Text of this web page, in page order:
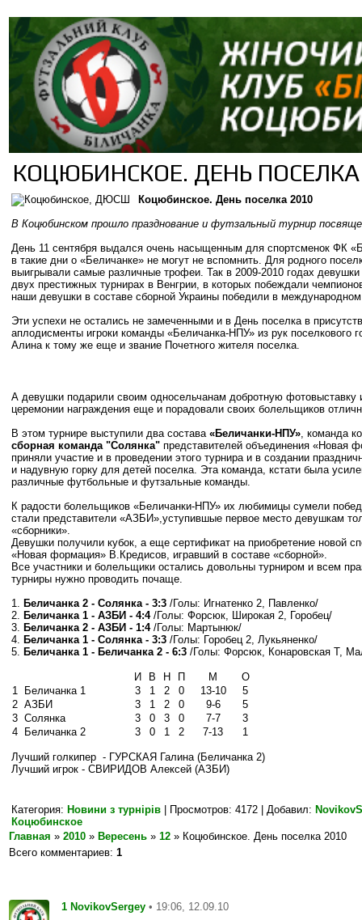
КОЦЮБИНСКОЕ. ДЕНЬ ПОСЕЛКА
Коцюбинское. День поселка 2010
В Коцюбинском прошло празднование и футзальный турнир
День 11 сентября выдался очень насыщенным для спортсменок ФК
в такие дни о «Беличанке» не могут не вспомнить. Для родного
выигрывали самые различные трофеи. Так в 2009-2010 годах
двух престижных турнирах в Венгрии, в которых побеждали
наши девушки в составе сборной Украины победили в
Эти успехи не остались не замеченными и в День поселка в
аплодисменты игроки команды «Беличанка-НПУ» из рук
Алина к тому же еще и звание Почетного жителя поселка.
А девушки подарили своим односельчанам добротную
церемонии награждения еще и порадовали своих болельщиков
В этом турнире выступили два состава «Беличанки-НПУ» , команда
сборная команда "Солянка" представителей объединения «Новая
приняли участие и в проведении этого турнира и в создании
и надувную горку для детей поселка. Эта команда, кстати была
различные футбольные и футзальные команды.
К радости болельщиков «Беличанки-НПУ» их любимицы сумели
стали представители «АЗБИ»,уступившые первое место девушкам
«сборники».
Девушки получили кубок, а еще сертификат на приобретение новой
«Новая формация» В.Кредисов, игравший в составе «сборной».
Все участники и болельщики остались довольны турниром и всем
турниры нужно проводить почаще.
1. Беличанка 2 - Солянка - 3:3 /Голы: Игнатенко 2, Павленко/
2. Беличанка 1 - АЗБИ - 4:4/Голы: Форсюк, Широкая 2, Горобец/
3. Беличанка 2 - АЗБИ - 1:4/Голы: Мартынюк/
4. Беличанка 1 - Солянка - 3:3 /Голы: Горобец 2, Лукьяненко/
5. Беличанка 1 - Беличанка 2 - 6:3 /Голы: Форсюк, Конаровская Т,
И В Н П М
О
1
Беличанка 1 3 1 2 0 13-10
5
2 АЗБИ 3 1 2 0 9-6
5
3 Солянка 3 0 3 0 7-7
3
4 Беличанка 2 3 0 1 2 7-13 1
Лучший голкипер - ГУРСКАЯ Галина (Беличанка 2)
Лучший игрок - СВИРИДОВ Алексей (АЗБИ)
Категория: Новини з турнірів | Просмотров: 4172 | Добавил:
Коцюбинское
Главная » 2010 » Вересень » 12 » Коцюбинское. День поселка 2010
Всего комментариев: 1
1 NovikovSergey • 19:06, 12.09.10